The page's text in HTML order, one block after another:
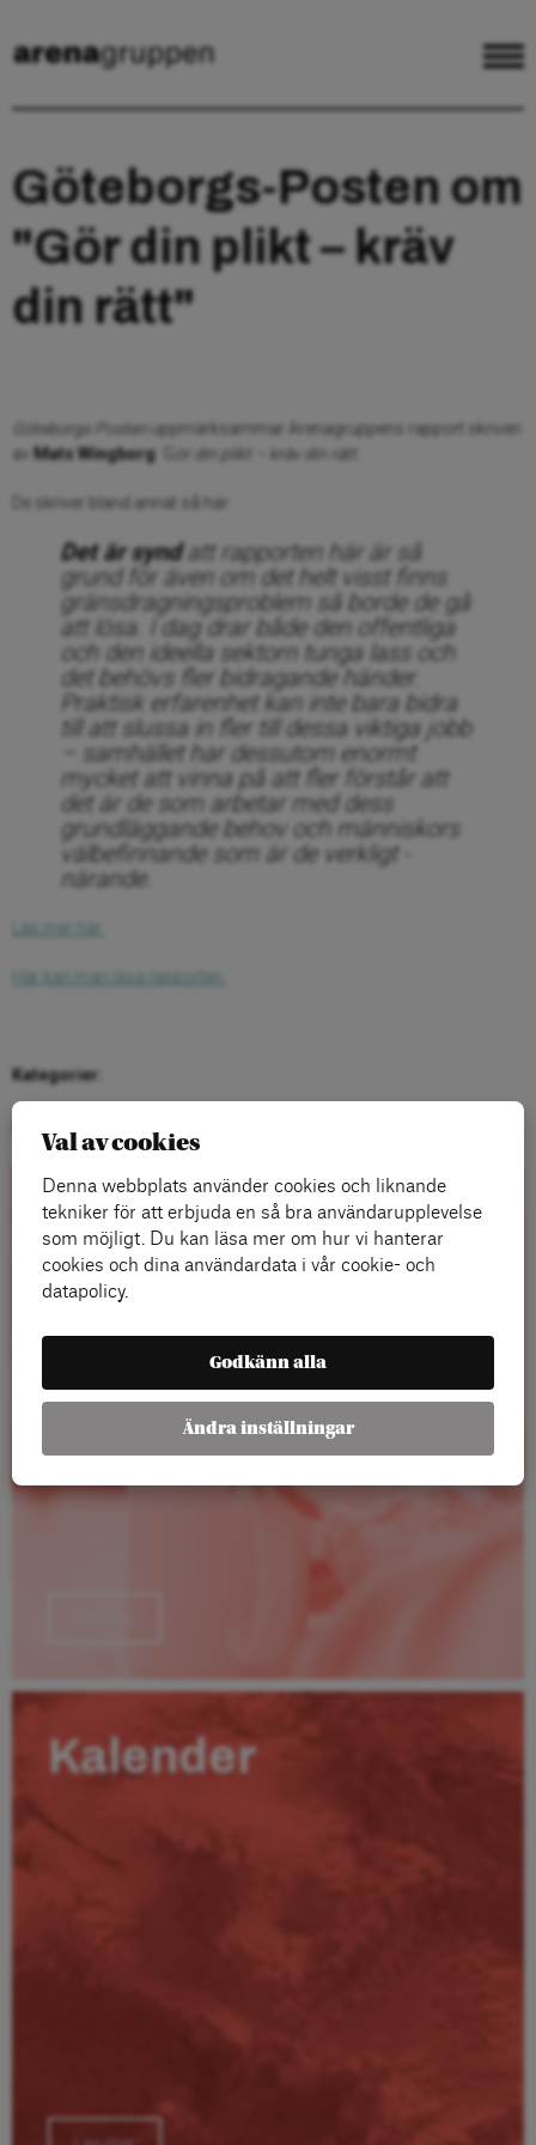
Göteborgs-Posten om
"Gör din plikt – kräv
din rätt"
Göteborgs Posten
uppmärksammar Arenagruppens rapport skriven
av Mats Wingborg ör din plikt – kräv din rätt.
De skriver bland annat så här:
Det är syndatt rapporten här är så
grund för även om det helt visst finns
gränsdragningsproblem så borde de gå
att lösa. I dag drar både den offentliga
och den ideella sektorn tunga lass och
det behövs fler bidragande händer.
Praktisk erfarenhet kan inte bara bidra
till att slussa in fler till dessa viktiga jobb
– samhället har dessutom enormt
mycket att vinna på att fler förstår att
det är de som arbetar med dess
grundläggande behov och människors
välbefinnande som är de verkligt ­
närande.
Läs mer här.
Här kan man läsa rapporten.
Kategorier:
Rapporter
Kalender
Val av cookies
Denna webbplats använder cookies och liknande
tekniker för att erbjuda en så bra användarupplevelse
som möjligt. Du kan läsa mer om hur vi hanterar
cookies och dina användardata i vår cookie- och
datapolicy.
Godkänn alla
Ändra inställningar